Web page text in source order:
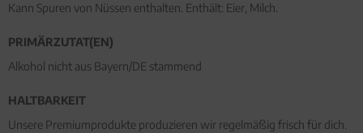
Kann Spuren von Nüssen enthalten. Enthält: Eier, Milch.
PRIMÄRZUTAT(EN)
Alkohol nicht aus Bayern/DE stammend
HALTBARKEIT
Unsere Premiumprodukte produzieren wir regelmäßig frisch für dich.